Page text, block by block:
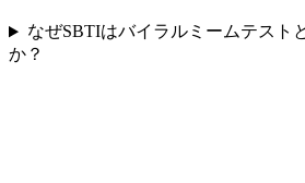
なぜSBTIはバイラルミームテスト
か？